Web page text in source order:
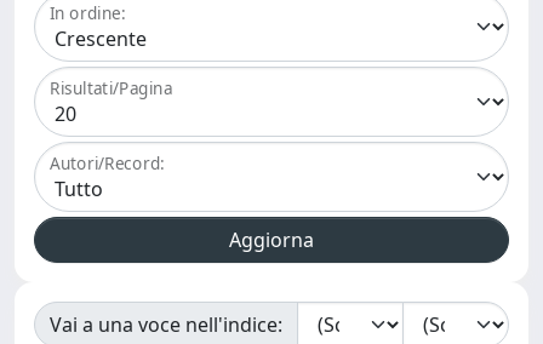
In ordine:
Risultati/Pagina
Autori/Record:
Vai a una voce nell'indice: